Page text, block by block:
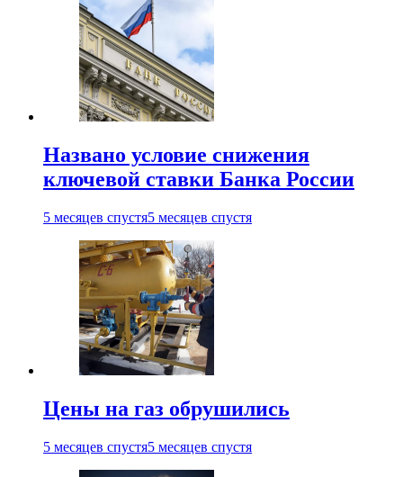
Названо условие снижения
ключевой ставки Банка России
5 месяцев спустя5 месяцев спустя
Цены на газ обрушились
5 месяцев спустя5 месяцев спустя